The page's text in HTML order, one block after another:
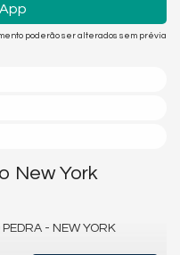
poderão ser alterados sem prévia
New York
PEDRA - NEW YORK